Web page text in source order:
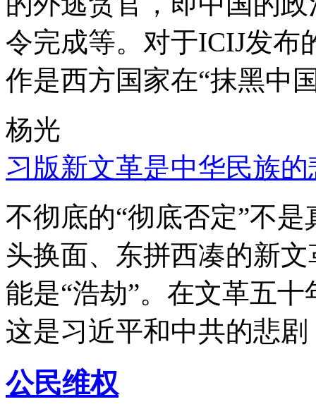
令完成等。对于ICIJ发布
作是西方国家在“抹黑中
杨光
习版新文革是中华民族的
不彻底的“彻底否定”不
头换面、东拼西凑的新
能是“浩劫”。在文革五
这是习近平和中共的悲
公民维权